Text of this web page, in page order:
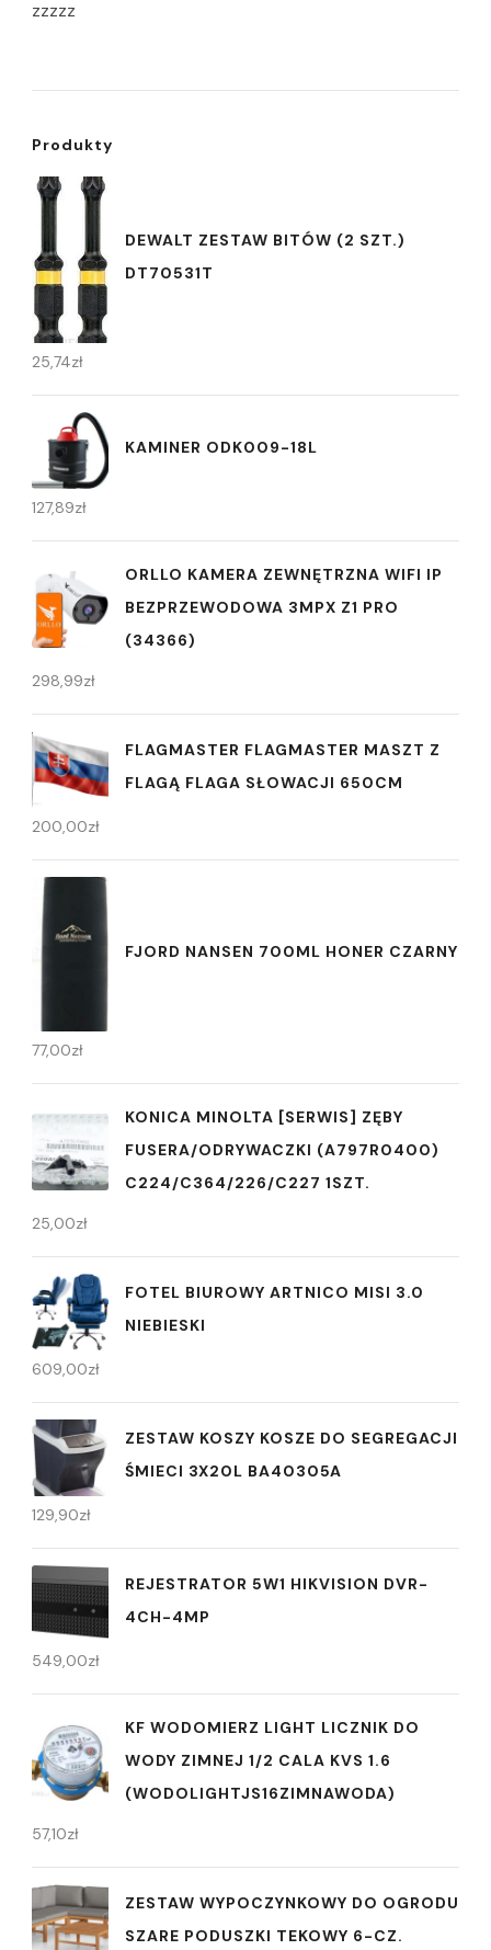
zzzzz
Produkty
DEWALT ZESTAW BITÓW (2 SZT.)
DT70531T
25,74zł
KAMINER ODK009-18L
127,89zł
ORLLO KAMERA ZEWNĘTRZNA WIFI IP
BEZPRZEWODOWA 3MPX Z1 PRO
(34366)
298,99zł
FLAGMASTER FLAGMASTER MASZT Z
FLAGĄ FLAGA SŁOWACJI 650CM
200,00zł
FJORD NANSEN 700ML HONER CZARNY
77,00zł
KONICA MINOLTA [SERWIS] ZĘBY
FUSERA/ODRYWACZKI (A797R0400)
C224/C364/226/C227 1SZT.
25,00zł
FOTEL BIUROWY ARTNICO MISI 3.0
NIEBIESKI
609,00zł
ZESTAW KOSZY KOSZE DO SEGREGACJI
ŚMIECI 3X20L BA40305A
129,90zł
REJESTRATOR 5W1 HIKVISION DVR-
4CH-4MP
549,00zł
KF WODOMIERZ LIGHT LICZNIK DO
WODY ZIMNEJ 1/2 CALA KVS 1.6
(WODOLIGHTJS16ZIMNAWODA)
57,10zł
ZESTAW WYPOCZYNKOWY DO OGRODU
SZARE PODUSZKI TEKOWY 6-CZ.